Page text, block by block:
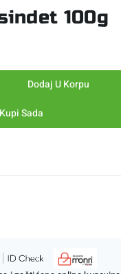
100g
Dodaj U Korpu
Kupi Sada